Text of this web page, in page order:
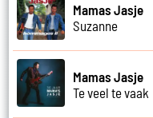
Mamas Jasje
Suzanne
Mamas Jasje
Te veel te vaak